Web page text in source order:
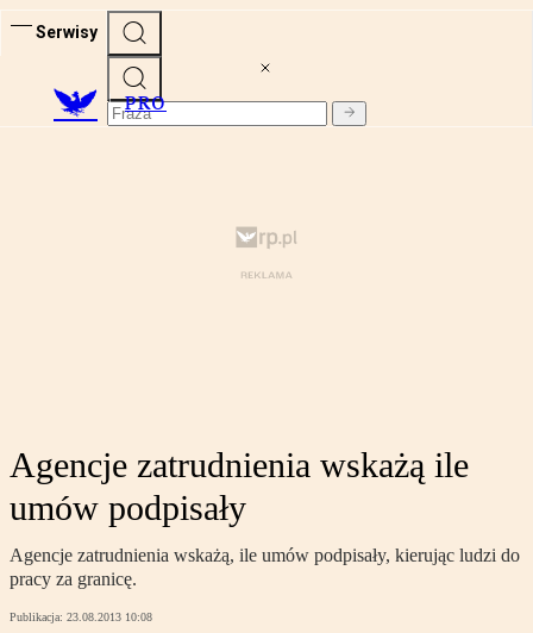
Serwisy
PRO
Agencje zatrudnienia wskażą ile
umów podpisały
Agencje zatrudnienia wskażą, ile umów podpisały, kierując ludzi do
pracy za granicę.
Publikacja: 23.08.2013 10:08